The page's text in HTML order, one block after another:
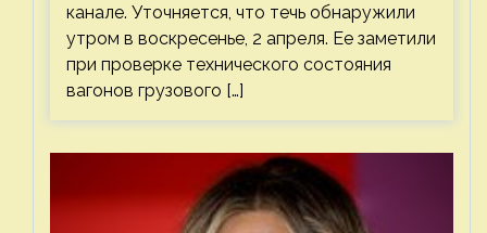
канале. Уточняется, что течь обнаружили
утром в воскресенье, 2 апреля. Ее заметили
при проверке технического состояния
вагонов грузового […]